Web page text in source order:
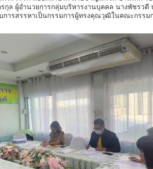
กุล ผู้อำนวยการกลุ่มบริหารงานบุคคล นางพัชร
รสรรหาเป็นกรรมการผู้ทรงคุณวุฒิในคณะกรร